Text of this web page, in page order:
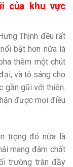
của khu vực
Thịnh đều rất
bật hơn nữa là
thêm một chút
và tô sáng cho
gần gũi với thiên.
được mọi điều
trọng đó nữa là
mang đâm chất
trường tràn đầy